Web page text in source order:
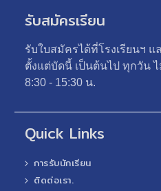
รับสมัครเรียน
รับใบสมัครได้ที่โรงเรียนฯ แ
ตั้งแต่บัดนี้ เป็นต้นไป ทุกวัน
8:30 - 15:30 น.
Quick Links
การรับนักเรียน
ติดต่อเรา.